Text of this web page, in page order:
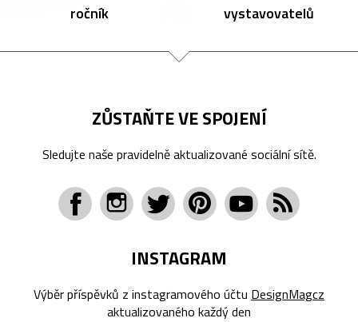
ročník vystavovatelů
ZŮSTAŇTE VE SPOJENÍ
Sledujte naše pravidelně aktualizované sociální sítě.
INSTAGRAM
Výběr příspěvků z instagramového účtu DesignMagcz
aktualizovaného každý den